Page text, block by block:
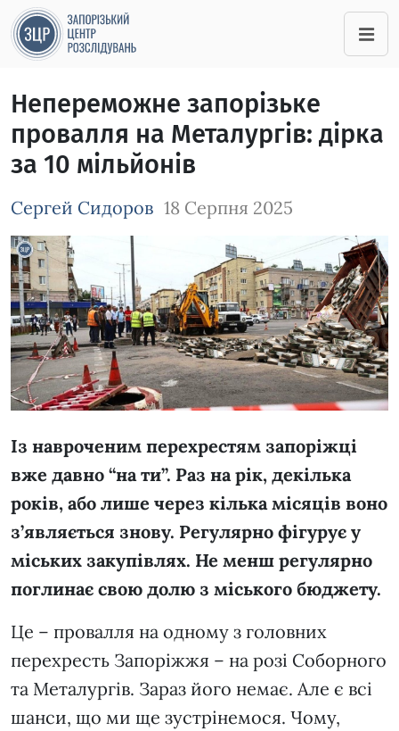
Непереможне запорізьке
провалля на Металургів: дірка
за 10 мільйонів
Сергей Сидоров 18 Серпня 2025
Зображення завантажується
Із навроченим перехрестям запоріжці
вже давно “на ти”. Раз на рік, декілька
років, або лише через кілька місяців воно
з’являється знову. Регулярно фігурує у
міських закупівлях. Не менш регулярно
поглинає свою долю з міського бюджету.
Це – провалля на одному з головних
перехресть Запоріжжя – на розі Соборного
та Металургів. Зараз його немає. Але є всі
шанси, що ми ще зустрінемося. Чому,